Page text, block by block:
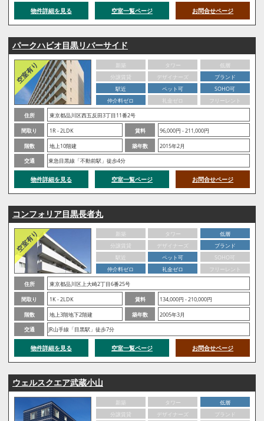
物件詳細を見る 空室一覧ページ お問合せページ
パークハビオ目黒リバーサイド
新築 タワー
低層
分譲賃貸
デザイナーズ
ブランド
駅近
ペット可
SOHO可
仲介料ゼロ
礼金ゼロ
フリーレント
住所
東京都品川区西五反田3丁目11番2号
間取り
1R - 2LDK 賃料
96,000円 - 211,000円
階数
地上10階建 築年数
2015年2月
交通
東急目黒線「不動前駅」徒歩4分
物件詳細を見る 空室一覧ページ お問合せページ
コンフォリア目黒長者丸
新築 タワー
低層
分譲賃貸
デザイナーズ
ブランド
駅近
ペット可
SOHO可
仲介料ゼロ
礼金ゼロ
フリーレント
住所
東京都品川区上大崎2丁目6番25号
間取り
1K - 2LDK 賃料
134,000円 - 210,000円
階数
地上3階地下2階建 築年数
2005年3月
交通
JR山手線「目黒駅」徒歩7分
物件詳細を見る 空室一覧ページ お問合せページ
ウェルスクエア武蔵小山
新築 タワー
低層
分譲賃貸
デザイナーズ
ブランド